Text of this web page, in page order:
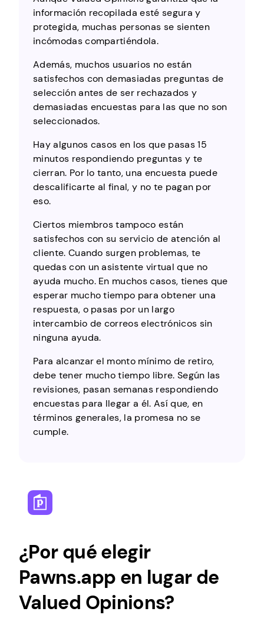
información recopilada esté segura y
protegida, muchas personas se sienten
incómodas compartiéndola.
Además, muchos usuarios no están
satisfechos con demasiadas preguntas de
selección antes de ser rechazados y
demasiadas encuestas para las que no son
seleccionados.
Hay algunos casos en los que pasas 15
minutos respondiendo preguntas y te
cierran. Por lo tanto, una encuesta puede
descalificarte al final, y no te pagan por
eso.
Ciertos miembros tampoco están
satisfechos con su servicio de atención al
cliente. Cuando surgen problemas, te
quedas con un asistente virtual que no
ayuda mucho. En muchos casos, tienes que
esperar mucho tiempo para obtener una
respuesta, o pasas por un largo
intercambio de correos electrónicos sin
ninguna ayuda.
Para alcanzar el monto mínimo de retiro,
debe tener mucho tiempo libre. Según las
revisiones, pasan semanas respondiendo
encuestas para llegar a él. Así que, en
términos generales, la promesa no se
cumple.
¿Por qué elegir
Pawns.app en lugar de
Valued Opinions?